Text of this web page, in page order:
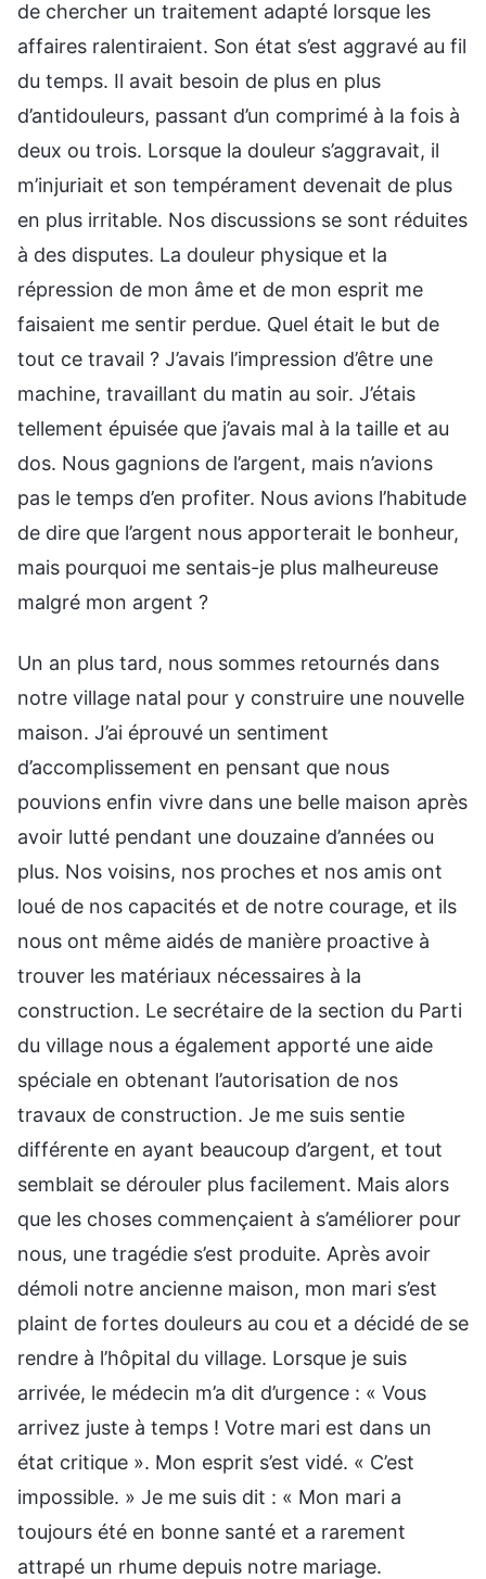
de chercher un traitement adapté lorsque les
affaires ralentiraient. Son état s’est aggravé au fil
du temps. Il avait besoin de plus en plus
d’antidouleurs, passant d’un comprimé à la fois à
deux ou trois. Lorsque la douleur s’aggravait, il
m’injuriait et son tempérament devenait de plus
en plus irritable. Nos discussions se sont réduites
à des disputes. La douleur physique et la
répression de mon âme et de mon esprit me
faisaient me sentir perdue. Quel était le but de
tout ce travail ? J’avais l’impression d’être une
machine, travaillant du matin au soir. J’étais
tellement épuisée que j’avais mal à la taille et au
dos. Nous gagnions de l’argent, mais n’avions
pas le temps d’en profiter. Nous avions l’habitude
de dire que l’argent nous apporterait le bonheur,
mais pourquoi me sentais-je plus malheureuse
malgré mon argent ?
Un an plus tard, nous sommes retournés dans
notre village natal pour y construire une nouvelle
maison. J’ai éprouvé un sentiment
d’accomplissement en pensant que nous
pouvions enfin vivre dans une belle maison après
avoir lutté pendant une douzaine d’années ou
plus. Nos voisins, nos proches et nos amis ont
loué de nos capacités et de notre courage, et ils
nous ont même aidés de manière proactive à
trouver les matériaux nécessaires à la
construction. Le secrétaire de la section du Parti
du village nous a également apporté une aide
spéciale en obtenant l’autorisation de nos
travaux de construction. Je me suis sentie
différente en ayant beaucoup d’argent, et tout
semblait se dérouler plus facilement. Mais alors
que les choses commençaient à s’améliorer pour
nous, une tragédie s’est produite. Après avoir
démoli notre ancienne maison, mon mari s’est
plaint de fortes douleurs au cou et a décidé de se
rendre à l’hôpital du village. Lorsque je suis
arrivée, le médecin m’a dit d’urgence : « Vous
arrivez juste à temps ! Votre mari est dans un
état critique ». Mon esprit s’est vidé. « C’est
impossible. » Je me suis dit : « Mon mari a
toujours été en bonne santé et a rarement
attrapé un rhume depuis notre mariage.